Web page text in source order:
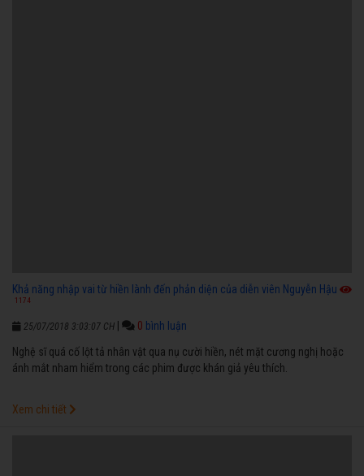
Khả năng nhập vai từ hiền lành đến phản diện của diễn viên Nguyễn Hậu
1174
25/07/2018 3:03:07 CH 0 bình luận
Nghệ sĩ quá cố lột tả nhân vật qua nụ cười hiền, nét mặt cương nghị hoặc
ánh mắt nham hiểm trong các phim được khán giả yêu thích.
Xem chi tiết